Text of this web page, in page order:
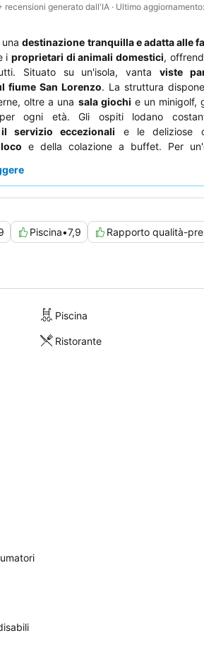
recensioni generato dall'IA · Ultimo
unadestinazione tranquilla e adatta alle
i proprietari di animali domestici,
Situato su un'isola, vantaviste
fiume San Lorenzo. La struttura
oltre a una sala giochi e un minigolf,
ogni età. Gli ospiti lodano
servizio eccezionali e le deliziose
e della colazione a buffet. Per
potenziali rumori.
Piscina•7,9 Rapporto qualità-
Piscina
Ristorante